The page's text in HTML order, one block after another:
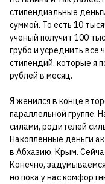
стипендиальные
суммой. То есть 10
ученый получит 100
грубо и усреднить все
стипендий, которые я
рублей в месяц.
Я женился в конце
параллельной группе.
силами, родителей
Накопленные деньги
в Абхазию, Крым.
Конечно,
но пока у нас